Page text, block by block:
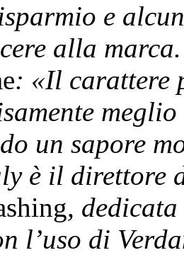
e
alla
: «Il carattere
un sapore
è il direttore
,
l’uso di